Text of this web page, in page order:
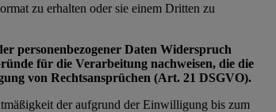
zu erhalten oder sie einem Dritten zu
personenbezogener Daten Widerspruch
für die Verarbeitung nachweisen, die die
von Rechtsansprüchen (Art. 21 DSGVO).
der aufgrund der Einwilligung bis zum